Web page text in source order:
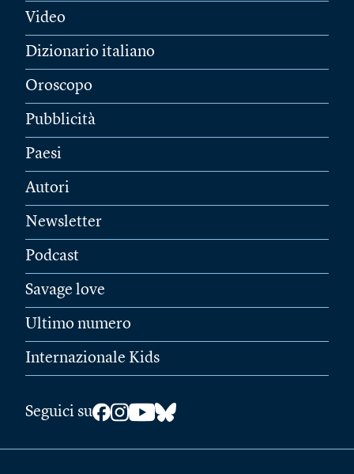
Video
Dizionario italiano
Oroscopo
Pubblicità
Paesi
Autori
Newsletter
Podcast
Savage love
Ultimo numero
Internazionale Kids
Seguici su